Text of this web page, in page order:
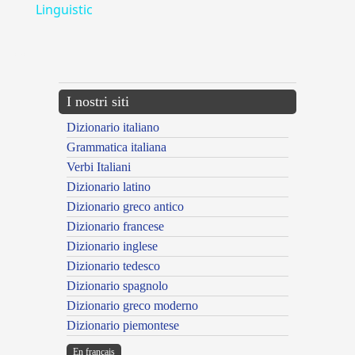
Linguistic
I nostri siti
Dizionario italiano
Grammatica italiana
Verbi Italiani
Dizionario latino
Dizionario greco antico
Dizionario francese
Dizionario inglese
Dizionario tedesco
Dizionario spagnolo
Dizionario greco moderno
Dizionario piemontese
En français